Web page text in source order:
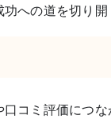
への道を切り開
コミ評価につ